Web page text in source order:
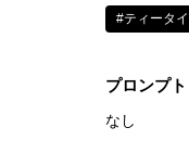
#ティータ
プロンプト
なし